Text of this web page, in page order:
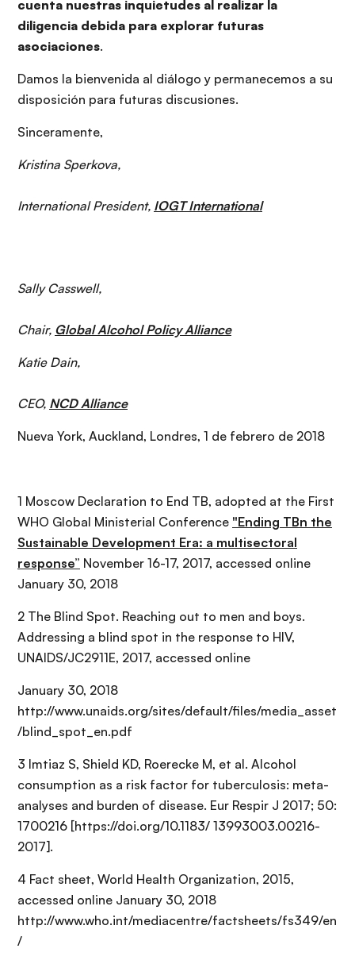
cuenta nuestras inquietudes al realizar la
diligencia debida para explorar futuras
asociaciones.
Damos la bienvenida al diálogo y permanecemos a su
disposición para futuras discusiones.
Sinceramente,
Kristina Sperkova,
International President, IOGT International
Sally Casswell,
Chair, Global Alcohol Policy Alliance
Katie Dain,
CEO, NCD Alliance
Nueva York, Auckland, Londres, 1 de febrero de 2018
1 Moscow Declaration to End TB, adopted at the First
WHO Global Ministerial Conference "Ending TBn the
Sustainable Development Era: a multisectoral
response” November 16-17, 2017, accessed online
January 30, 2018
2 The Blind Spot. Reaching out to men and boys.
Addressing a blind spot in the response to HIV,
UNAIDS/JC2911E, 2017, accessed online
January 30, 2018
http://www.unaids.org/sites/default/files/media_asset
/blind_spot_en.pdf
3 Imtiaz S, Shield KD, Roerecke M, et al. Alcohol
consumption as a risk factor for tuberculosis: meta-
analyses and burden of disease. Eur Respir J 2017; 50:
1700216 [https://doi.org/10.1183/ 13993003.00216-
2017].
4 Fact sheet, World Health Organization, 2015,
accessed online January 30, 2018
http://www.who.int/mediacentre/factsheets/fs349/en
/